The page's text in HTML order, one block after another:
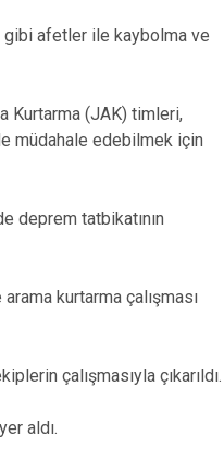
gibi afetler ile kaybolma ve
Kurtarma (JAK) timleri,
müdahale edebilmek için
deprem tatbikatının
kurtarma çalışması
çalışmasıyla çıkarıldı.
aldı.